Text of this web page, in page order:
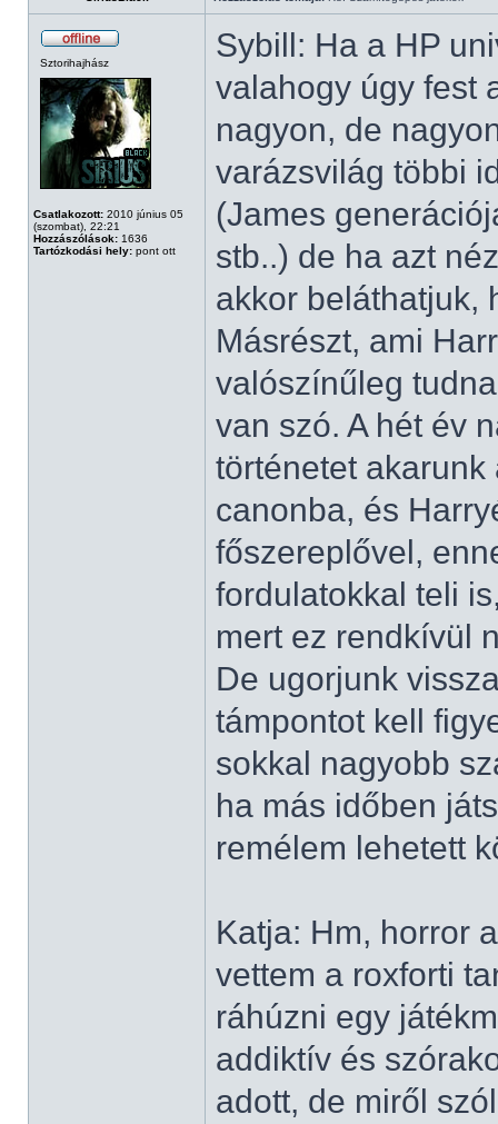
Sztorihajhász
Csatlakozott: 2010 június 05
(szombat), 22:21
Hozzászólások: 1636
Tartózkodási hely: pont ott
Sybill: Ha a HP
valahogy úgy fest
nagyon, de
varázsvilág többi
(James
stb..) de ha azt
akkor beláthatjuk,
Másrészt, ami
valószínűleg
van szó. A hét év
történetet
canonba, és
főszereplővel,
fordulatokkal teli
mert ez rendkívül
De ugorjunk
támpontot kell
sokkal nagyobb
ha más időben
remélem lehetett
Katja: Hm, horror
vettem a roxforti
ráhúzni egy
addiktív és
adott, de miről